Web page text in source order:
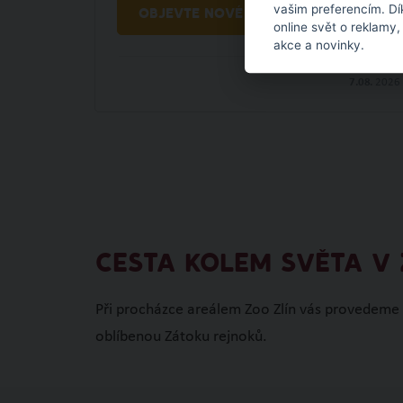
OBJEVTE NOVÉ VĚCI
CESTA KOLEM SVĚTA V
Při procházce areálem Zoo Zlín vás
oblíbenou Zátoku rejnoků.
vašim preferencím.
online svět o
akce a novinky.